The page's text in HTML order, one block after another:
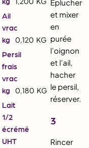
Ail
vrac
kg
0,120 KG
Persil
frais
vrac
kg
0,180 KG
Lait
1/2
écrémé
UHT
Eplucher
et mixer
en
purée
l’oignon
et l’ail,
hacher
le persil,
réserver.
3
Rincer